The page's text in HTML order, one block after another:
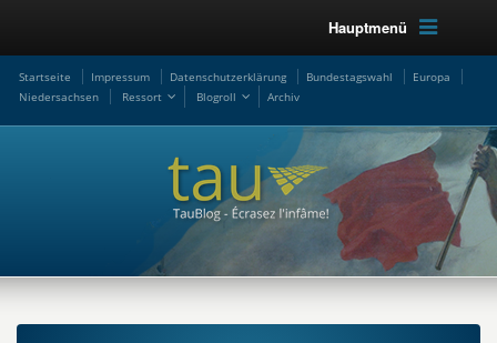
Hauptmenü
Startseite Impressum Datenschutzerklärung Bundestagswahl
Europa
Niedersachsen
Ressort Blogroll Archiv